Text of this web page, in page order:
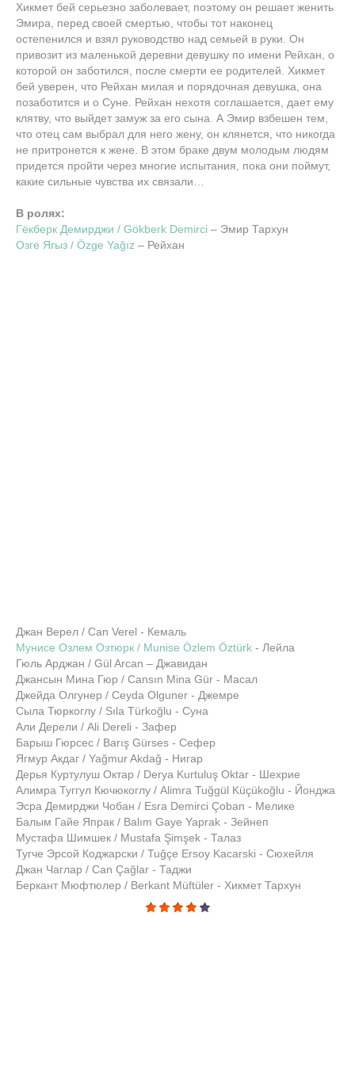
Хикмет бей серьезно заболевает, поэтому он решает женить
Эмира, перед своей смертью, чтобы тот наконец
остепенился и взял руководство над семьей в руки. Он
привозит из маленькой деревни девушку по имени Рейхан, о
которой он заботился, после смерти ее родителей. Хикмет
бей уверен, что Рейхан милая и порядочная девушка, она
позаботится и о Суне. Рейхан нехотя соглашается, дает ему
клятву, что выйдет замуж за его сына. А Эмир взбешен тем,
что отец сам выбрал для него жену, он клянется, что никогда
не притронется к жене. В этом браке двум молодым людям
придется пройти через многие испытания, пока они поймут,
какие сильные чувства их связали…
В ролях:
Гёкберк Демирджи / Gökberk Demirci – Эмир Тархун
Озге Ягыз / Özge Yağız – Рейхан
Джан Верел / Can Verel - Кемаль
Мунисе Озлем Озтюрк / Munise Özlem Öztürk - Лейла
Гюль Арджан / Gül Arcan – Джавидан
Джансын Мина Гюр / Cansın Mina Gür - Масал
Джейда Олгунер / Ceyda Olguner - Джемре
Сыла Тюркоглу / Sıla Türkoğlu - Суна
Али Дерели / Ali Dereli - Зафер
Барыш Гюрсес / Barış Gürses - Сефер
Ягмур Акдаг / Yağmur Akdağ - Нигар
Дерья Куртулуш Октар / Derya Kurtuluş Oktar - Шехрие
Алимра Туггул Кючюкоглу / Alimra Tuğgül Küçükoğlu - Йонджа
Эсра Демирджи Чобан / Esra Demirci Çoban - Мелике
Балым Гайе Япрак / Balım Gaye Yaprak - Зейнеп
Мустафа Шимшек / Mustafa Şimşek - Талаз
Тугче Эрсой Коджарски / Tuğçe Ersoy Kacarski - Сюхейля
Джан Чаглар / Can Çağlar - Таджи
Беркант Мюфтюлер / Berkant Müftüler - Хикмет Тархун